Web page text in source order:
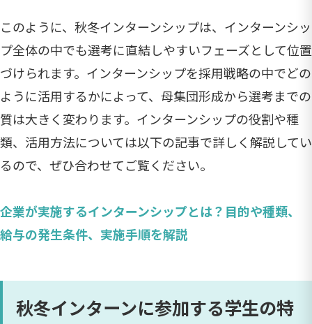
このように、秋冬インターンシップは、インターンシッ
プ全体の中でも選考に直結しやすいフェーズとして位置
づけられます。インターンシップを採用戦略の中でどの
ように活用するかによって、母集団形成から選考までの
質は大きく変わります。インターンシップの役割や種
類、活用方法については以下の記事で詳しく解説してい
るので、ぜひ合わせてご覧ください。
企業が実施するインターンシップとは？目的や種類、
給与の発生条件、実施手順を解説
秋冬インターンに参加する学生の特